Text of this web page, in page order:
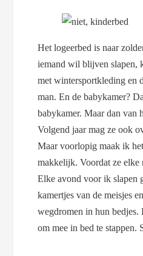
Het logeerbed is naar
iemand wil blijven slapen,
met wintersportkleding en
man. En de babykamer?
babykamer. Maar dan van
Volgend jaar mag ze ook
Maar voorlopig maak ik
makkelijk. Voordat ze elke
Elke avond voor ik slapen
kamertjes van de meisjes
wegdromen in hun bedjes.
om mee in bed te stappen.